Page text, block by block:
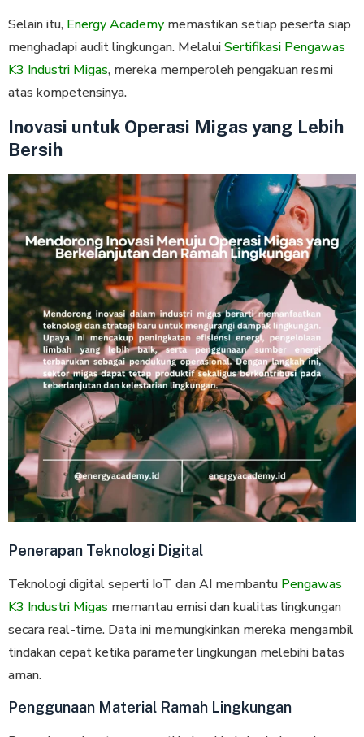
Selain itu, Energy Academy memastikan setiap peserta siap
menghadapi audit lingkungan. MelaluiSertifikasi Pengawas
K3 Industri Migas, mereka memperoleh pengakuan resmi
atas kompetensinya.
Inovasi untuk Operasi Migas yang Lebih
Bersih
Penerapan Teknologi Digital
Teknologi digital seperti IoT dan AI membantu Pengawas
K3 Industri Migas memantau emisi dan kualitas lingkungan
secara real-time. Data ini memungkinkan mereka mengambil
tindakan cepat ketika parameter lingkungan melebihi batas
aman.
Penggunaan Material Ramah Lingkungan